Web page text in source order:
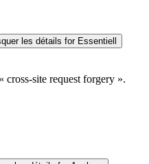
les détails for Essentiell
cross-site request forgery ».